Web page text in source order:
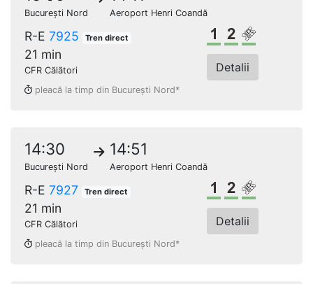
București Nord Aeroport Henri Coandă
R-E 7925 Tren direct
21 min
CFR Călători
Clasa 1Clasa a 2-a
Loc
Detalii
pleacă la timp din București Nord*
14:30
București Nord
14:51
Aeroport Henri Coandă
R-E 7927 Tren direct
21 min
CFR Călători
Clasa 1Clasa a 2-a
Loc
Detalii
pleacă la timp din București Nord*